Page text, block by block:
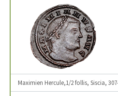
Maximien Hercule,1/2 follis, Siscia,